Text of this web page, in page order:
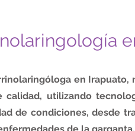
en Irapuato,
calidad, utilizando
de condiciones, desde